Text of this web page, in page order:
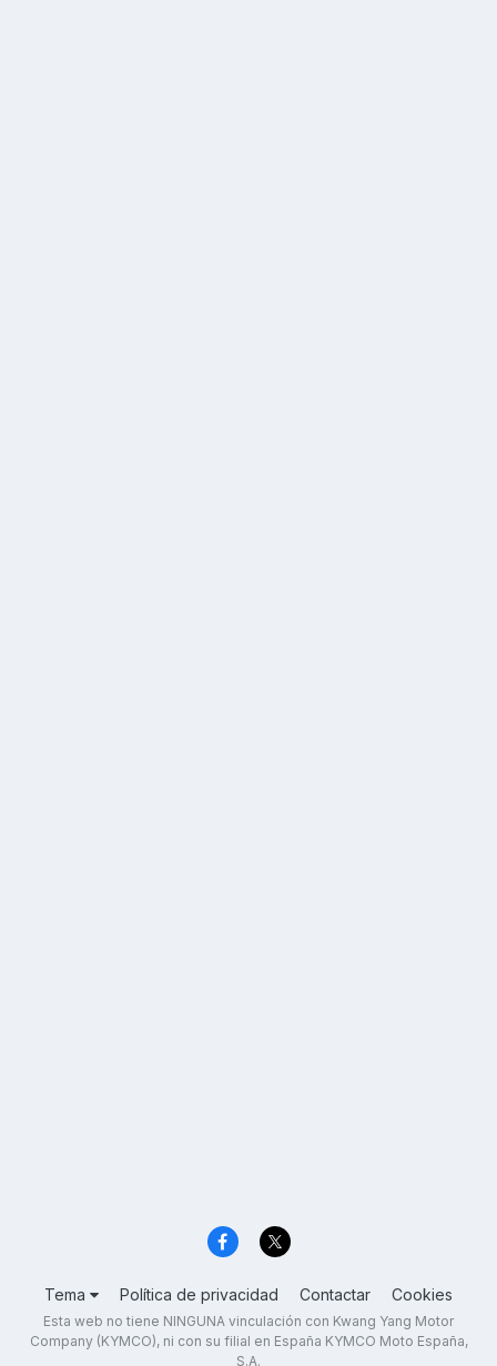
Tema Política de privacidad Contactar Cookies
Esta web no tiene NINGUNA vinculación con Kwang Yang Motor
Company (KYMCO), ni con su filial en España KYMCO Moto España,
S.A.